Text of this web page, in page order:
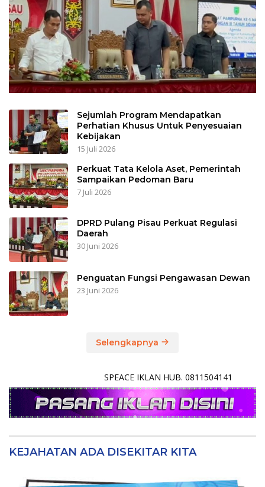
Sejumlah Program Mendapatkan
Perhatian Khusus Untuk Penyesuaian
Kebijakan
15 Juli 2026
Perkuat Tata Kelola Aset, Pemerintah
Sampaikan Pedoman Baru
7 Juli 2026
DPRD Pulang Pisau Perkuat Regulasi
Daerah
30 Juni 2026
Penguatan Fungsi Pengawasan Dewan
23 Juni 2026
Selengkapnya
SPEACE IKLAN HUB. 0811504141
KEJAHATAN ADA DISEKITAR KITA